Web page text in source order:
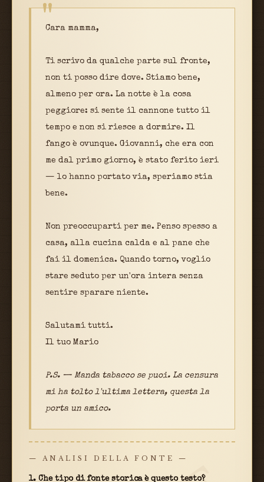
Cara mamma,
Ti scrivo da qualche parte sul fronte,
non ti posso dire dove. Stiamo bene,
almeno per ora. La notte è la cosa
peggiore: si sente il cannone tutto il
tempo e non si riesce a dormire. Il
fango è ovunque. Giovanni, che era con
me dal primo giorno, è stato ferito ieri
— lo hanno portato via, speriamo stia
bene.
Non preoccuparti per me. Penso spesso a
casa, alla cucina calda e al pane che
fai il domenica. Quando torno, voglio
stare seduto per un'ora intera senza
sentire sparare niente.
Salutami tutti.
Il tuo Mario
P.S. — Manda tabacco se puoi. La censura
mi ha tolto l'ultima lettera, questa la
porta un amico.
— ANALISI DELLA FONTE —
1. Che tipo di fonte storica è questo testo?